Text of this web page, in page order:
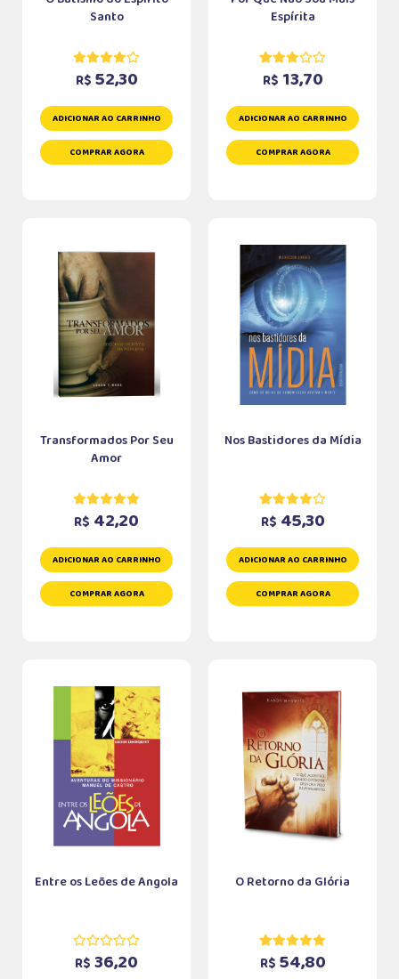
Santo
R$ 52,30
ADICIONAR AO CARRINHO
COMPRAR AGORA
Espírita
R$ 13,70
ADICIONAR AO CARRINHO
COMPRAR AGORA
Transformados Por Seu
Amor
R$ 42,20
ADICIONAR AO CARRINHO
COMPRAR AGORA
Nos Bastidores da Mídia
R$ 45,30
ADICIONAR AO CARRINHO
COMPRAR AGORA
Entre os Leões de Angola
R$ 36,20
O Retorno da Glória
R$ 54,80